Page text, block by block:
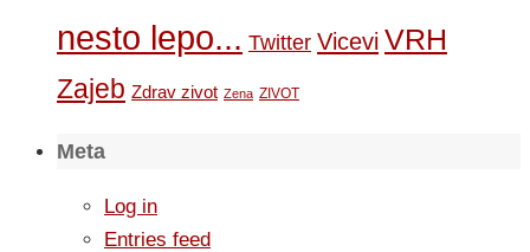
nesto lepo... Twitter Vicevi VRH
Zajeb Zdrav zivot Zena ZIVOT
Meta
Log in
Entries feed